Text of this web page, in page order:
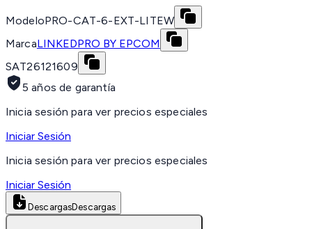
ModeloPRO-CAT-6-EXT-LITEW
MarcaLINKEDPRO BY EPCOM
SAT26121609
5 años de garantía
Inicia sesión para ver precios especiales
Iniciar Sesión
Inicia sesión para ver precios especiales
Iniciar Sesión
DescargasDescargas